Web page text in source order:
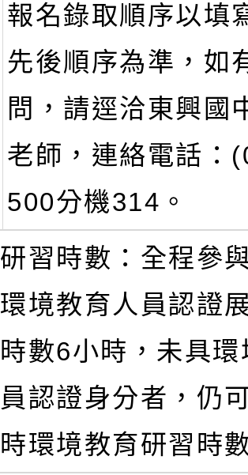
報名錄取順序以填
先後順序為準，如
問，請逕洽東興國
老師，連絡電話：
500分機314。
研習時數：全程參
環境教育人員認證
時數6小時，未具
員認證身分者，仍
時環境教育研習時